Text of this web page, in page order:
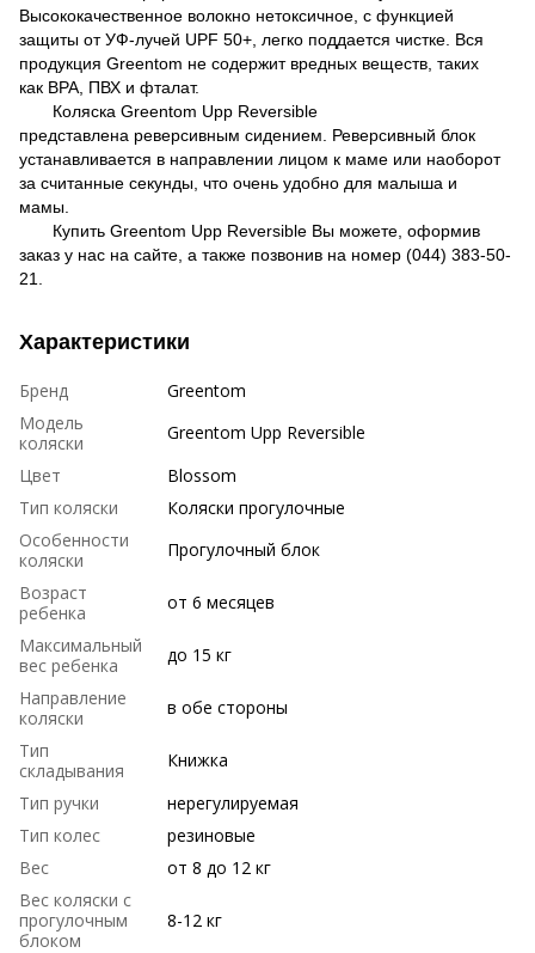
Высококачественное волокно нетоксичное, с функцией
защиты от УФ-лучей UPF 50+, легко поддается чистке. Вся
продукция Greentom не содержит вредных веществ, таких
как BPA, ПВХ и фталат.
Коляска Greentom Upp Reversible
представлена реверсивным сидением. Реверсивный блок
устанавливается в направлении лицом к маме или наоборот
за считанные секунды, что очень удобно для малыша и
мамы.
Купить Greentom Upp Reversible Вы можете, оформив
заказ у нас на сайте, а также позвонив на номер (044) 383-50-
21.
Характеристики
Бренд
Greentom
Модель
коляски
Greentom Upp Reversible
Цвет
Blossom
Тип коляски
Коляски прогулочные
Особенности
коляски
Прогулочный блок
Возраст
ребенка
от 6 месяцев
Максимальный
вес ребенка
до 15 кг
Направление
коляски
в обе стороны
Тип
складывания
Книжка
Тип ручки
нерегулируемая
Тип колес
резиновые
Вес
от 8 до 12 кг
Вес коляски с
прогулочным
блоком
8-12 кг